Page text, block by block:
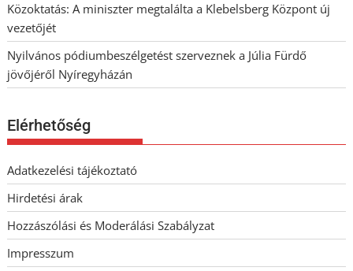
Közoktatás: A miniszter megtalálta a Klebelsberg Központ új
vezetőjét
Nyilvános pódiumbeszélgetést szerveznek a Júlia Fürdő
jövőjéről Nyíregyházán
Elérhetőség
Adatkezelési tájékoztató
Hirdetési árak
Hozzászólási és Moderálási Szabályzat
Impresszum